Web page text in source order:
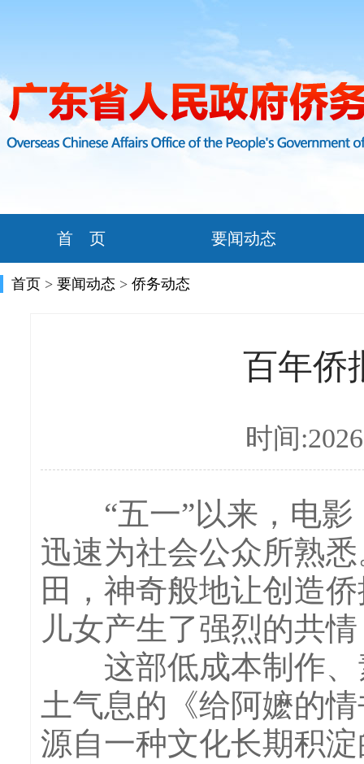
首 页 要闻动态
首页 > 要闻动态 > 侨务动态
百年侨
时间
“五一”以来，电影
迅速为社会公众所熟
田，神奇般地让创造
儿女产生了强烈的共
这部低成本制作、
土气息的《给阿嬷的
源自一种文化长期积